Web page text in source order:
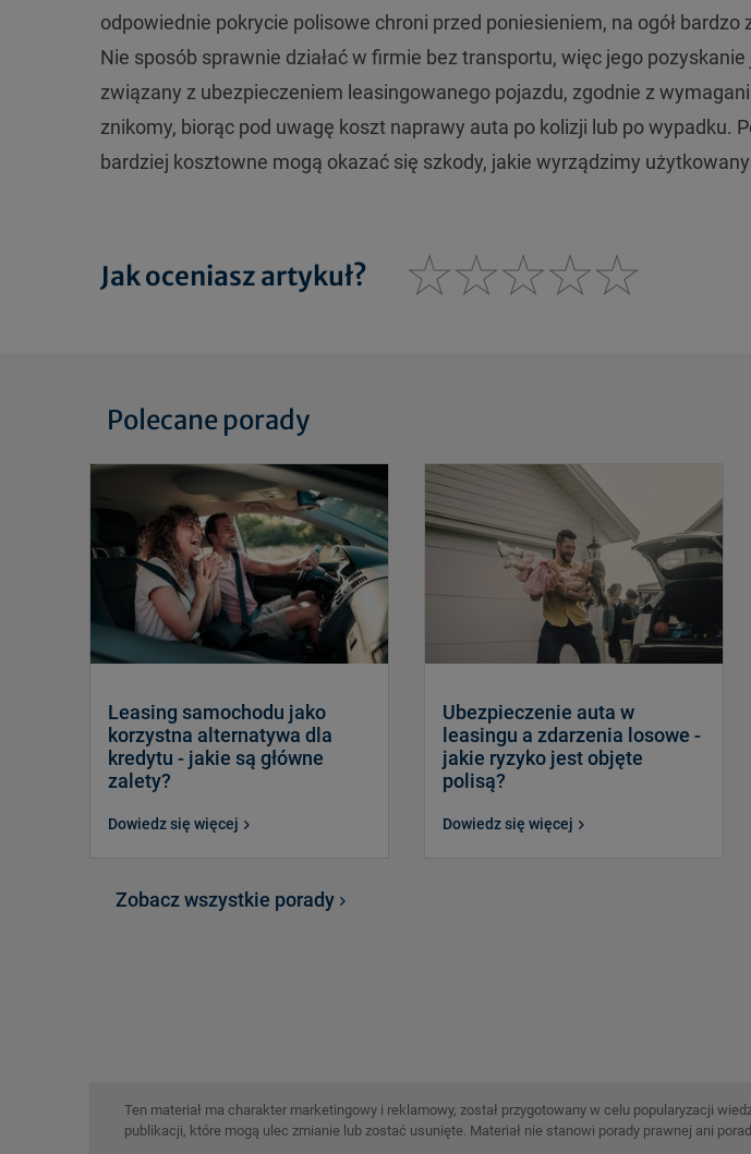
odpowiednie pokrycie polisowe chroni przed poniesieniem, na ogół
Nie sposób sprawnie działać w firmie bez transportu, więc jego
związany z ubezpieczeniem leasingowanego pojazdu, zgodnie z
znikomy, biorąc pod uwagę koszt naprawy auta po kolizji lub po wypadku.
bardziej kosztowne mogą okazać się szkody, jakie wyrządzimy
Jak oceniasz artykuł?
Polecane porady
Leasing samochodu jako
korzystna alternatywa dla
kredytu - jakie są główne
zalety?
Dowiedz się więcej
Ubezpieczenie auta w
leasingu a zdarzenia losowe -
jakie ryzyko jest objęte
polisą?
Dowiedz się więcej
Zobacz wszystkie porady
Ten materiał ma charakter marketingowy i reklamowy, został przygotowany w celu popularyzacji
publikacji, które mogą ulec zmianie lub zostać usunięte. Materiał nie stanowi porady prawnej ani